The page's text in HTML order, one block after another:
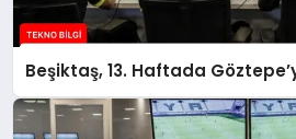
Beşiktaş, 13. Haftada